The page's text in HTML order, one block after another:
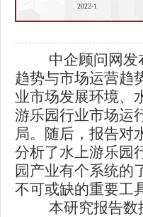
2022-1
中企顾问网发布
趋势与市场运营趋
业市场发展环境、
游乐园行业市场运
局。随后，报告对
分析了水上游乐园
园产业有个系统的
不可或缺的重要工
本研究报告数据